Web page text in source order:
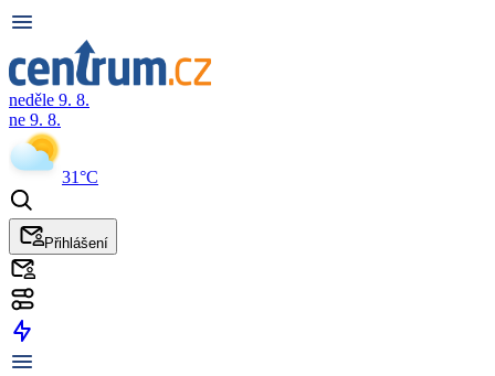
neděle 9. 8.
ne 9. 8.
31°C
Přihlášení